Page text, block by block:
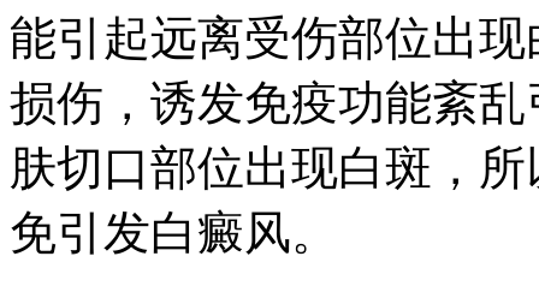
能引起远离受伤部位出
损伤，诱发免疫功能紊
肤切口部位出现白斑，
免引发白癜风。